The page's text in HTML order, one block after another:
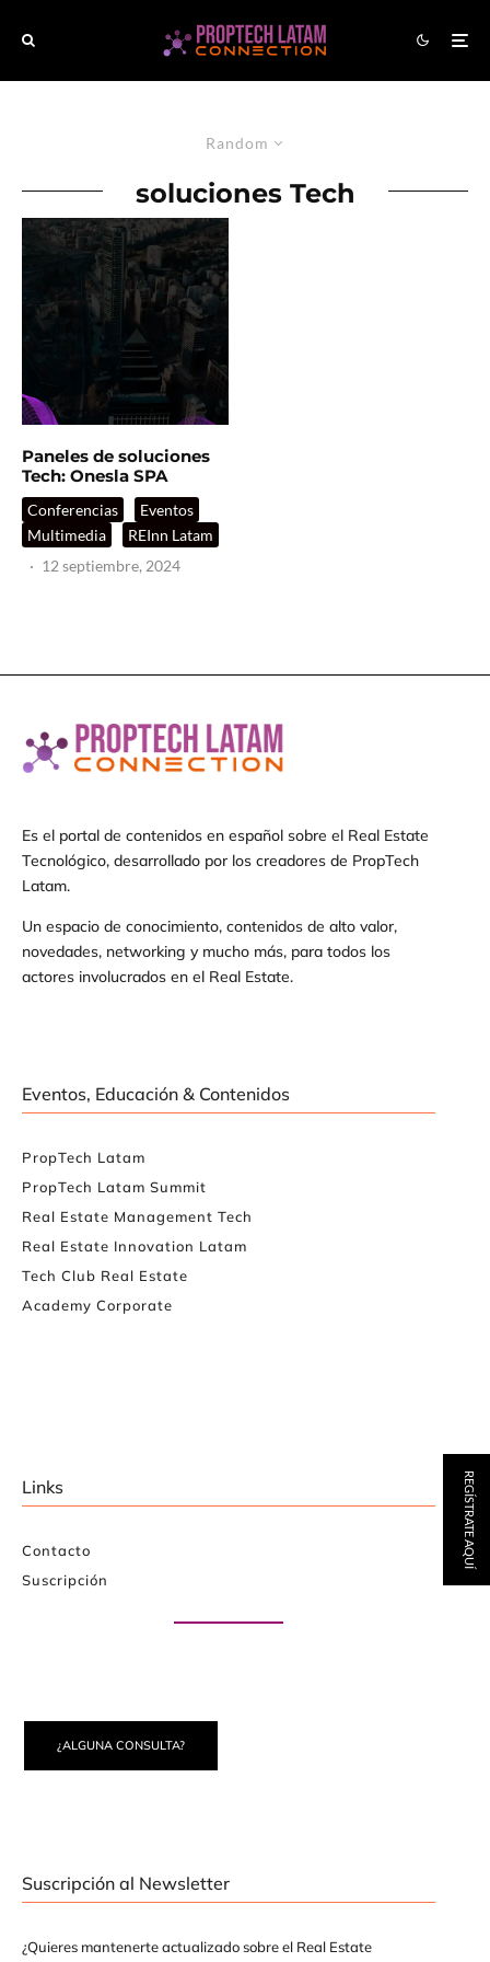
Random
soluciones Tech
Paneles de soluciones
Tech: Onesla SPA
Conferencias
Eventos
Multimedia
REInn Latam
· 12 septiembre, 2024
Es el portal de contenidos en español sobre el Real Estate
Tecnológico, desarrollado por los creadores de PropTech
Latam.
Un espacio de conocimiento, contenidos de alto valor,
novedades, networking y mucho más, para todos los
actores involucrados en el Real Estate.
Eventos, Educación & Contenidos
PropTech Latam
PropTech Latam Summit
Real Estate Management Tech
Real Estate Innovation Latam
Tech Club Real Estate
Academy Corporate
Links
Contacto
Suscripción
¿ALGUNA CONSULTA?
Suscripción al Newsletter
¿Quieres mantenerte actualizado sobre el Real Estate
REGÍSTRATE AQUÍ